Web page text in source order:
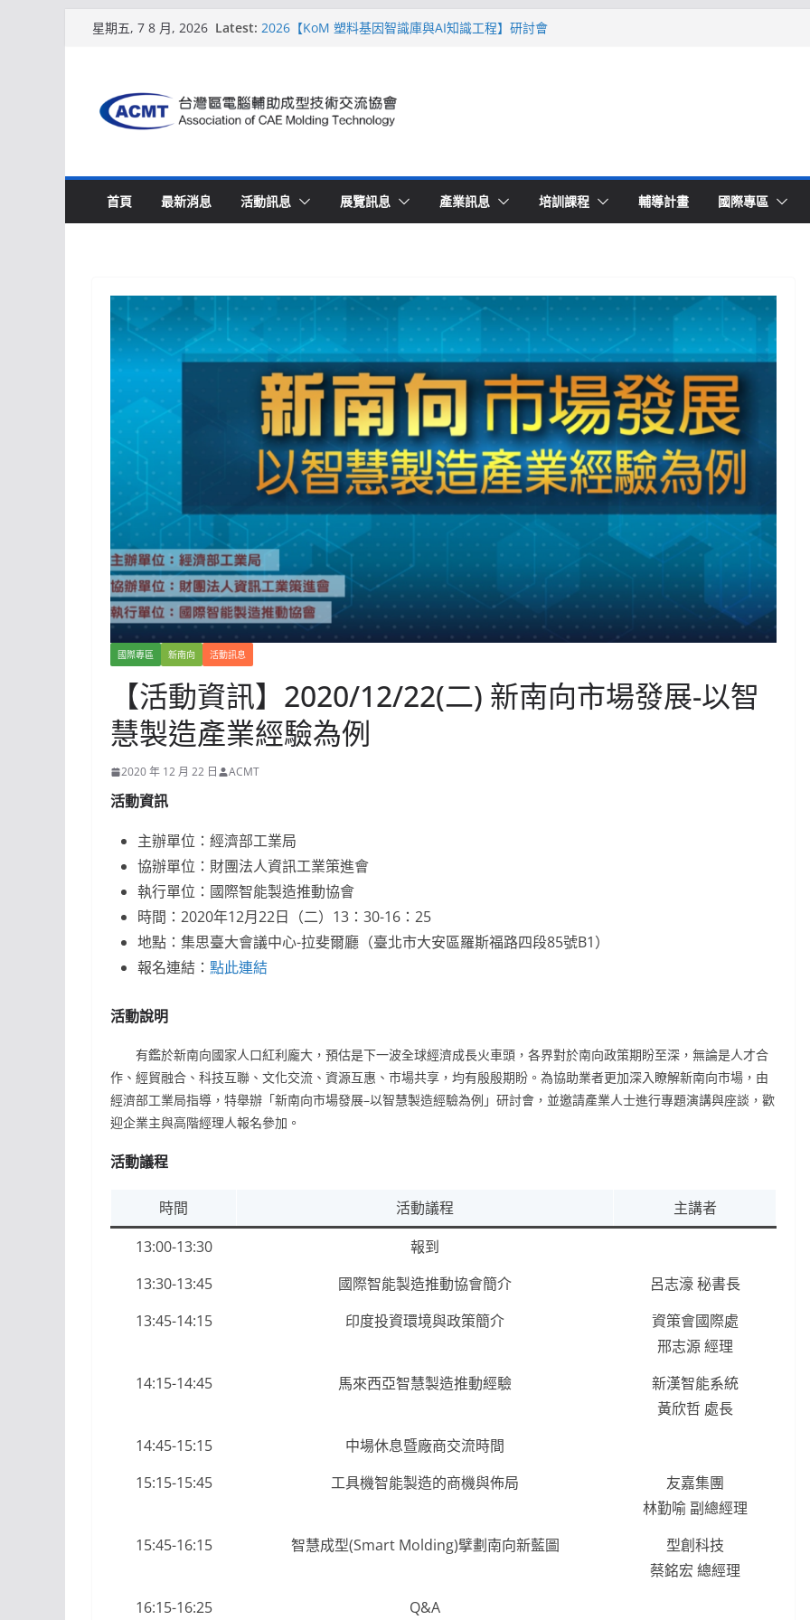
星期五, 7 8 月, 2026 Latest: 2026【KoM 塑料基因智識庫與AI知識工程】研討會
場
ACMT打造「Smart Molding 模塑智造平台」主題館
首頁 最新消息 活動訊息 展覽訊息 產業訊息 培訓課程 輔導計畫 國際專區
國際專區 新南向 活動訊息
【活動資訊】2020/12/22(二) 新南向市場發展-以智
慧製造產業經驗為例
2020 年 12 月 22 日 ACMT
活動資訊
主辦單位：經濟部工業局
協辦單位：財團法人資訊工業策進會
執行單位：國際智能製造推動協會
時間：2020年12月22日（二）13：30-16：25
地點：集思臺大會議中心-拉斐爾廳（臺北市大安區羅斯福路四段85號B1）
報名連結： 點此連結
活動說明
有鑑於新南向國家人口紅利龐大，預估是下一波全球經濟成長火車頭，各界對於南向政策期盼至深，無論是人才合
作、經貿融合、科技互聯、文化交流、資源互惠、市場共享，均有殷殷期盼。為協助業者更加深入瞭解新南向市場，由
經濟部工業局指導，特舉辦「新南向市場發展–以智慧製造經驗為例」研討會，並邀請產業人士進行專題演講與座談，歡
迎企業主與高階經理人報名參加。
活動議程
時間 活動議程
主講者
13:00-13:30
報到
13:30-13:45
國際智能製造推動協會簡介
呂志濠 秘書長
13:45-14:15
印度投資環境與政策簡介
資策會國際處
邢志源 經理
14:15-14:45
馬來西亞智慧製造推動經驗
新漢智能系統
黃欣哲 處長
14:45-15:15
中場休息暨廠商交流時間
15:15-15:45
工具機智能製造的商機與佈局
友嘉集團
林勤喻 副總經理
15:45-16:15
智慧成型(Smart Molding)擘劃南向新藍圖
型創科技
蔡銘宏 總經理
16:15-16:25
Q&A